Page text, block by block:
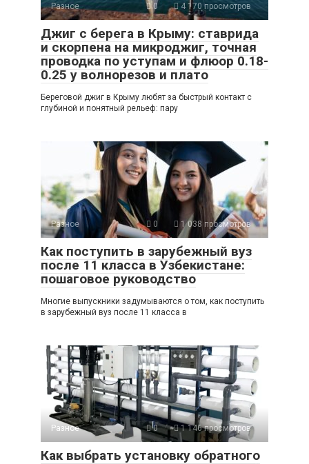
Разное 0 4 170 просмотров
Джиг с берега в Крыму: ставрида
и скорпена на микроджиг, точная
проводка по уступам и флюор 0.18-
0.25 у волнорезов и плато
Береговой джиг в Крыму любят за быстрый контакт с
глубиной и понятный рельеф: пару
Разное 0 1 038 просмотров
Как поступить в зарубежный вуз
после 11 класса в Узбекистане:
пошаговое руководство
Многие выпускники задумываются о том, как поступить
в зарубежный вуз после 11 класса в
Разное 0 1 146 просмотров
Как выбрать установку обратного